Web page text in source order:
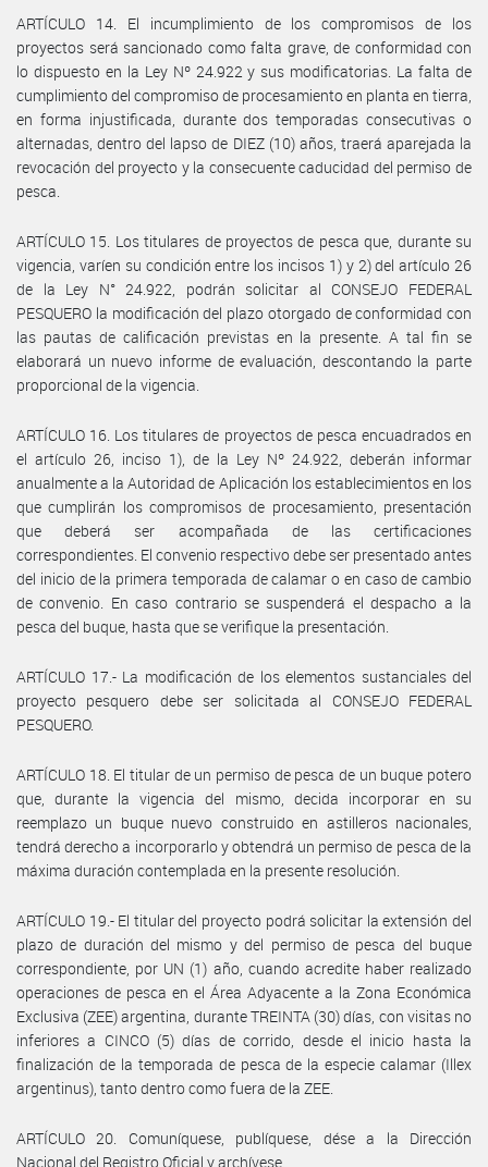
ARTÍCULO 14. El incumplimiento de los compromisos de los
proyectos será sancionado como falta grave, de conformidad con
lo dispuesto en la Ley Nº 24.922 y sus modificatorias. La falta de
cumplimiento del compromiso de procesamiento en planta en tierra,
en forma injustificada, durante dos temporadas consecutivas o
alternadas, dentro del lapso de DIEZ (10) años, traerá aparejada la
revocación del proyecto y la consecuente caducidad del permiso de
pesca.
ARTÍCULO 15. Los titulares de proyectos de pesca que, durante su
vigencia, varíen su condición entre los incisos 1) y 2) del artículo 26
de la Ley N° 24.922, podrán solicitar al CONSEJO FEDERAL
PESQUERO la modificación del plazo otorgado de conformidad con
las pautas de calificación previstas en la presente. A tal fin se
elaborará un nuevo informe de evaluación, descontando la parte
proporcional de la vigencia.
ARTÍCULO 16. Los titulares de proyectos de pesca encuadrados en
el artículo 26, inciso 1), de la Ley Nº 24.922, deberán informar
anualmente a la Autoridad de Aplicación los establecimientos en los
que cumplirán los compromisos de procesamiento, presentación
que deberá ser acompañada de las certificaciones
correspondientes. El convenio respectivo debe ser presentado antes
del inicio de la primera temporada de calamar o en caso de cambio
de convenio. En caso contrario se suspenderá el despacho a la
pesca del buque, hasta que se verifique la presentación.
ARTÍCULO 17.- La modificación de los elementos sustanciales del
proyecto pesquero debe ser solicitada al CONSEJO FEDERAL
PESQUERO.
ARTÍCULO 18. El titular de un permiso de pesca de un buque potero
que, durante la vigencia del mismo, decida incorporar en su
reemplazo un buque nuevo construido en astilleros nacionales,
tendrá derecho a incorporarlo y obtendrá un permiso de pesca de la
máxima duración contemplada en la presente resolución.
ARTÍCULO 19.- El titular del proyecto podrá solicitar la extensión del
plazo de duración del mismo y del permiso de pesca del buque
correspondiente, por UN (1) año, cuando acredite haber realizado
operaciones de pesca en el Área Adyacente a la Zona Económica
Exclusiva (ZEE) argentina, durante TREINTA (30) días, con visitas no
inferiores a CINCO (5) días de corrido, desde el inicio hasta la
finalización de la temporada de pesca de la especie calamar (Illex
argentinus), tanto dentro como fuera de la ZEE.
ARTÍCULO 20. Comuníquese, publíquese, dése a la Dirección
Nacional del Registro Oficial y archívese.